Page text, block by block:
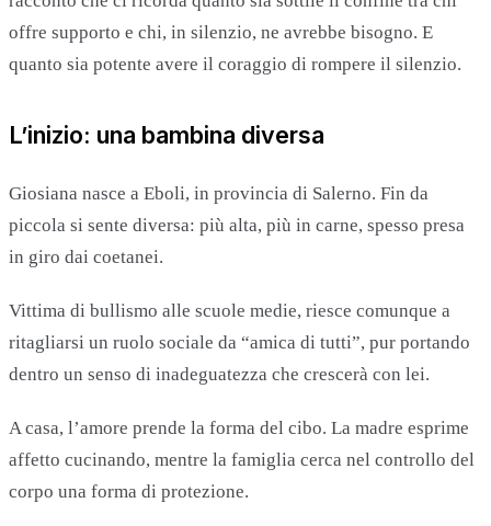
offre supporto e chi, in silenzio, ne avrebbe bisogno. E
quanto sia potente avere il coraggio di rompere il silenzio.
L’inizio: una bambina diversa
Giosiana nasce a Eboli, in provincia di Salerno. Fin da
piccola si sente diversa: più alta, più in carne, spesso presa
in giro dai coetanei.
Vittima di bullismo alle scuole medie, riesce comunque a
ritagliarsi un ruolo sociale da “amica di tutti”, pur portando
dentro un senso di inadeguatezza che crescerà con lei.
A casa, l’amore prende la forma del cibo. La madre esprime
affetto cucinando, mentre la famiglia cerca nel controllo del
corpo una forma di protezione.